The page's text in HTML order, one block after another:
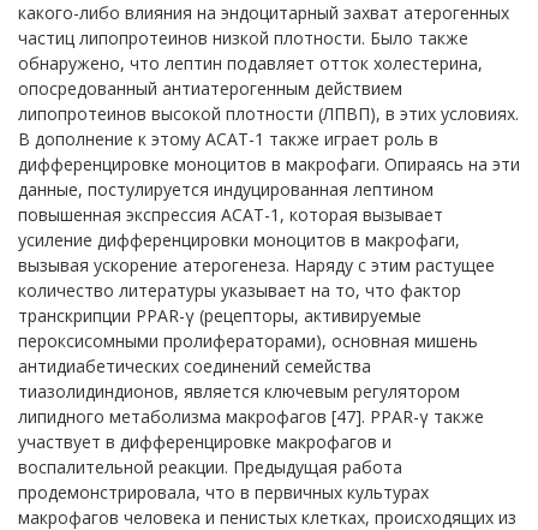
какого-либо влияния на эндоцитарный захват атерогенных
частиц липопротеинов низкой плотности. Было также
обнаружено, что лептин подавляет отток холестерина,
опосредованный антиатерогенным действием
липопротеинов высокой плотности (ЛПВП), в этих условиях.
В дополнение к этому ACAT-1 также играет роль в
дифференцировке моноцитов в макрофаги. Опираясь на эти
данные, постулируется индуцированная лептином
повышенная экспрессия ACAT-1, которая вызывает
усиление дифференцировки моноцитов в макрофаги,
вызывая ускорение атерогенеза. Наряду с этим растущее
количество литературы указывает на то, что фактор
транскрипции PPAR-γ (рецепторы, активируемые
пероксисомными пролифераторами), основная мишень
антидиабетических соединений семейства
тиазолидиндионов, является ключевым регулятором
липидного метаболизма макрофагов [47]. PPAR-γ также
участвует в дифференцировке макрофагов и
воспалительной реакции. Предыдущая работа
продемонстрировала, что в первичных культурах
макрофагов человека и пенистых клетках, происходящих из